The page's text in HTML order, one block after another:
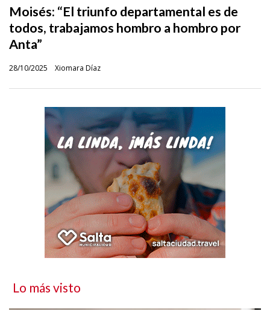
Moisés: “El triunfo departamental es de
todos, trabajamos hombro a hombro por
Anta”
Xiomara Díaz
28/10/2025
Lo más visto